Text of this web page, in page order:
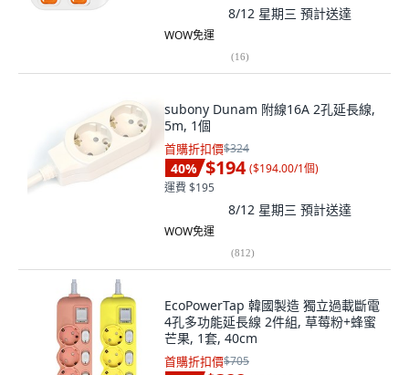
8/12 星期三 預計送達
WOW免運
(16)
subony Dunam 附線16A 2孔延長線,
5m, 1個
首購折扣價$324
40% $194 ($194.00/1個)
運費 $195
8/12 星期三 預計送達
WOW免運
(812)
EcoPowerTap 韓國製造 獨立過載斷電
4孔多功能延長線 2件組, 草莓粉+蜂蜜
芒果, 1套, 40cm
首購折扣價$705